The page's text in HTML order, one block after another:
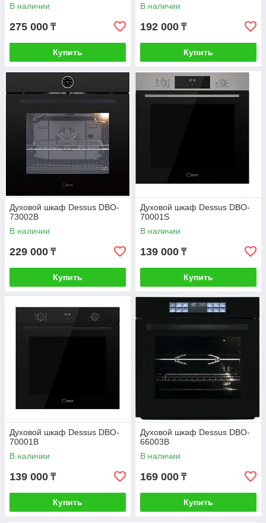
В наличии
275 000 ₸
Купить
В наличии
192 000 ₸
Купить
Духовой шкаф Dessus DBO-
73002B
В наличии
229 000 ₸
Купить
Духовой шкаф Dessus DBO-
70001S
В наличии
139 000 ₸
Купить
Духовой шкаф Dessus DBO-
70001B
В наличии
139 000 ₸
Купить
Духовой шкаф Dessus DBO-
66003B
В наличии
169 000 ₸
Купить